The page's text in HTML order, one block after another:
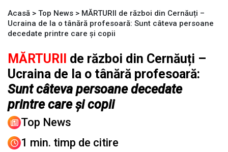
Acasă > Top News > MĂRTURII de război din Cernăuți –
Ucraina de la o tânără profesoară: Sunt câteva persoane
decedate printre care și copii
MĂRTURII
de război din Cernăuți –
Ucraina de la o tânără profesoară:
Sunt câteva persoane decedate
printre care și copii
Top News
1 min. timp de citire